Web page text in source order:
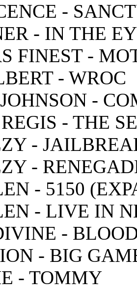
-
- IN THE
FINEST -
- WROC
-
- THE
-
-
- 5150
- LIVE IN
-
- BIG
- TOMMY